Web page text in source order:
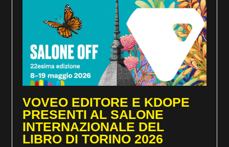
VOVEO EDITORE E KDOPE
PRESENTI AL SALONE
INTERNAZIONALE DEL
LIBRO DI TORINO 2026